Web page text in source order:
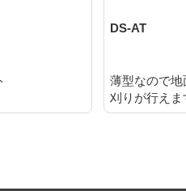
DS-AT
薄型なので
刈りが行えま